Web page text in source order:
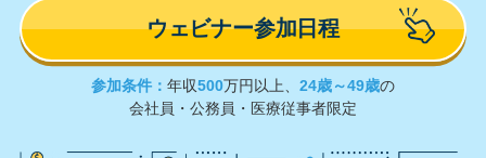
ウェビナー参加日程
参加条件： 年収500万円以上、 24歳～49歳の
会社員・公務員・医療従事者限定